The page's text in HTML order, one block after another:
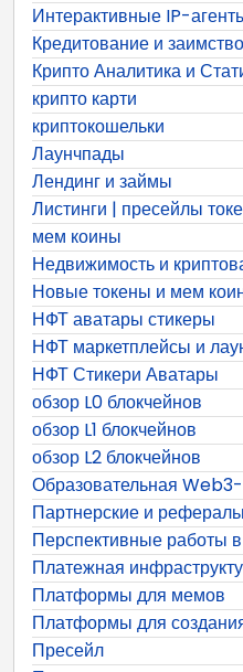
Интерактивные IP-
Кредитование и
Крипто Аналитика и
крипто карти
криптокошельки
Лаунчпады
Лендинг и займы
Листинги | пресейлы
мем коины
Недвижимость и
Новые токены и мем
НФТ аватары стикеры
НФТ маркетплейсы и
НФТ Стикери Аватары
обзор L0 блокчейнов
обзор L1 блокчейнов
обзор L2 блокчейнов
Образовательная
Партнерские и
Перспективные работы
Платежная
Платформы для мемов
Платформы для
Пресейл